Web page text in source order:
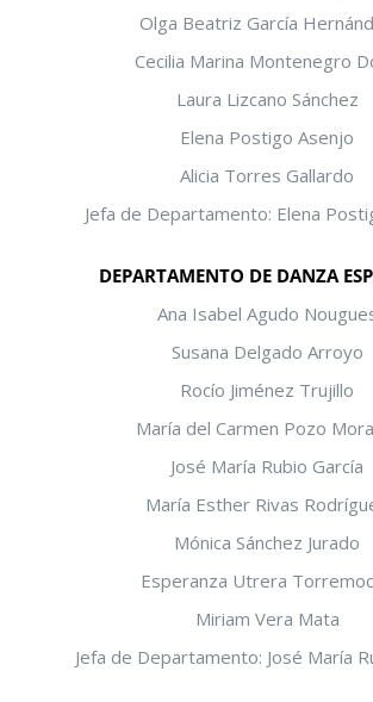
Olga Beatriz García
Cecilia Marina Montenegro
Laura Lizcano Sánchez
Elena Postigo Asenjo
Alicia Torres Gallardo
Jefa de Departamento: Elena
DEPARTAMENTO DE DANZA
Ana Isabel Agudo
Susana Delgado Arroyo
Rocío Jiménez Trujillo
María del Carmen Pozo
José María Rubio García
María Esther Rivas
Mónica Sánchez Jurado
Esperanza Utrera
Miriam Vera Mata
Jefa de Departamento: José María